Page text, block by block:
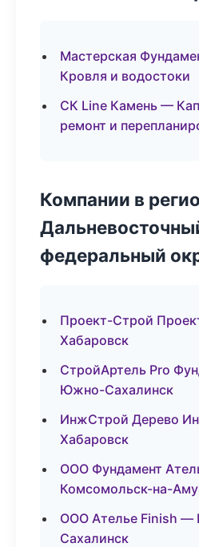
Мастерская
Кровля и водостоки
СК Line Камень —
ремонт и
Компании в
федеральный
Проект-Строй
Хабаровск
СтройАртель Pro
Южно-Сахалинск
ИнжСтрой Дерево
Хабаровск
ООО Фундамент
Комсомольск-на-
ООО Ателье Finish
Сахалинск